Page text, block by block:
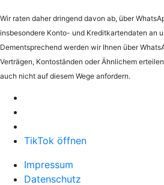
Wir raten daher dringend davon ab, über
insbesondere Konto- und Kreditkartendaten an
Dementsprechend werden wir Ihnen über
Verträgen, Kontoständen oder Ähnlichem
auch nicht auf diesem Wege anfordern.
TikTok öffnen
Impressum
Datenschutz